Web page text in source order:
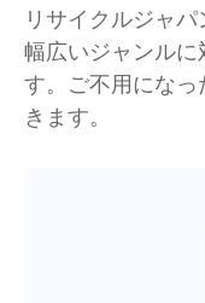
リサイクルジャパ
幅広いジャンル
す。ご不用にな
きます。